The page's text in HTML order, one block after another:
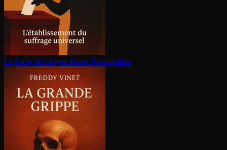
Le Sacre du citoyen Pierre Rosanvallon